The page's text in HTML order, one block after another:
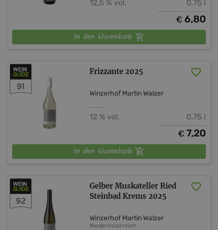
12,5 % vol. 0,75 l
€ 6,80
In den Warenkorb
Frizzante 2025
Winzerhof Martin Walzer
12 % vol. 0,75 l
€ 7,20
91
In den Warenkorb
Gelber Muskateller Ried
Steinbad Krems 2025
Winzerhof Martin Walzer
Niederösterreich
92